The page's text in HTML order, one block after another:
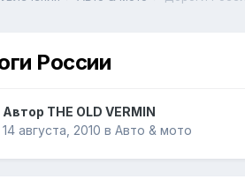
России
Автор THE OLD VERMIN
14 августа, 2010 в Авто & мото